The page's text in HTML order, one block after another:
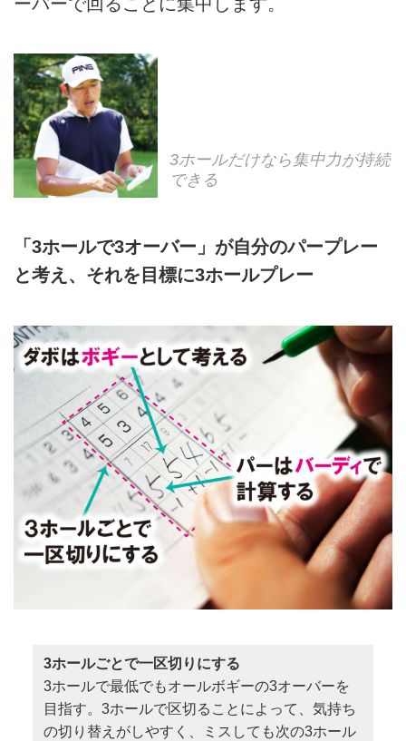
3ホールだけなら集中力が持続
できる
「3ホールで3オーバー」が自分のパープレー
と考え、それを目標に3ホールプレー
3ホールごとで一区切りにする
3ホールで最低でもオールボギーの3オーバーを
目指す。3ホールで区切ることによって、気持ち
の切り替えがしやすく、ミスしても次の3ホール